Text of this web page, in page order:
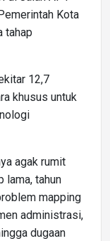
Kota
tahap
12,7
khusus untuk
agak rumit
lama, tahun
mapping
administrasi,
dugaan